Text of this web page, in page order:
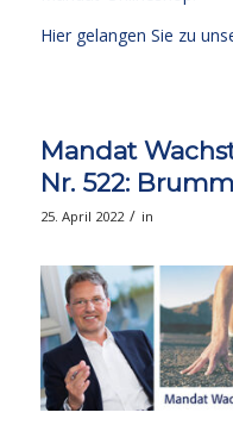
Hier gelangen Sie zu
Mandat
Nr. 522:
25. April 2022 / in